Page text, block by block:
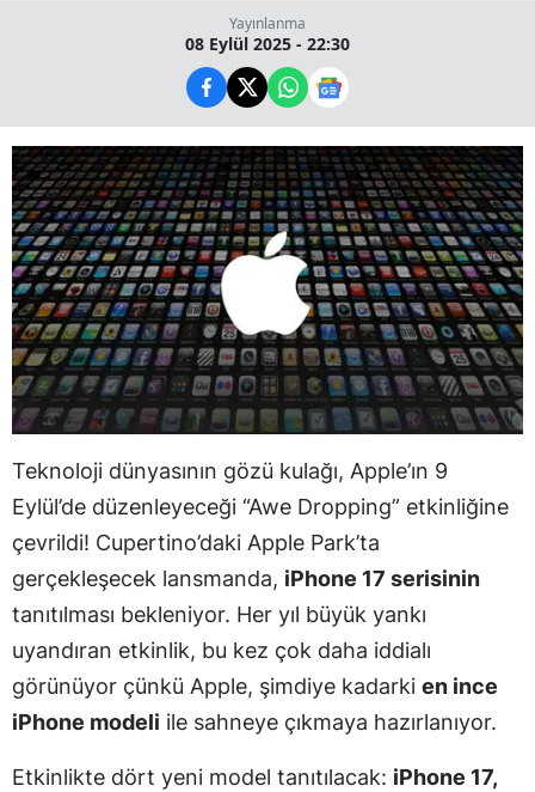
Yayınlanma
08 Eylül 2025 - 22:30
Teknoloji dünyasının gözü kulağı, Apple’ın 9
Eylül’de düzenleyeceği “Awe Dropping” etkinliğine
çevrildi! Cupertino’daki Apple Park’ta
gerçekleşecek lansmanda, iPhone 17 serisinin
tanıtılması bekleniyor. Her yıl büyük yankı
uyandıran etkinlik, bu kez çok daha iddialı
görünüyor çünkü Apple, şimdiye kadarki en ince
iPhone modeli ile sahneye çıkmaya hazırlanıyor.
Etkinlikte dört yeni model tanıtılacak: iPhone 17,